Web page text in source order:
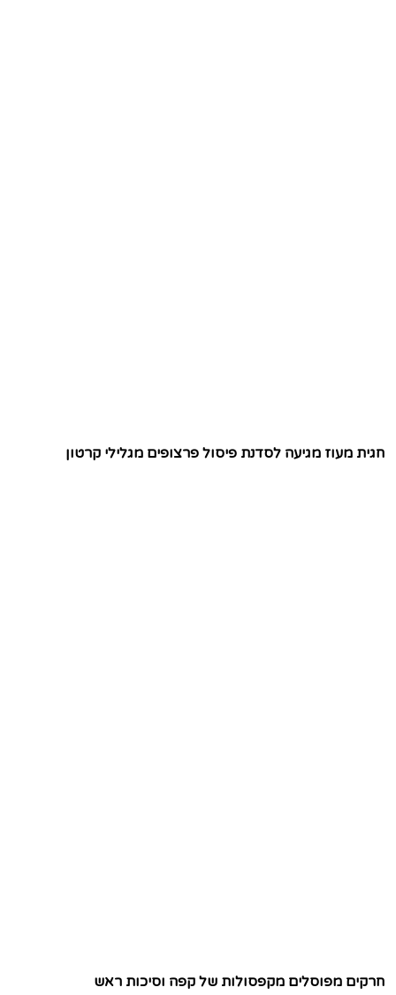
חגית מעוז מגיעה לסדנת פיסול פרצופים מגלילי קרטון
חרקים מפוסלים מקפסולות של קפה וסיכות ראש